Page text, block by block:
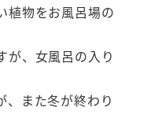
植物をお風呂場の
が、女風呂の入り
、また冬が終わり